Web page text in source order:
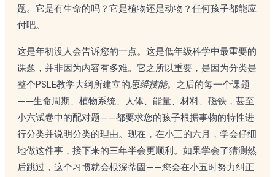
题。它是有生命的吗？它是植物还是动物？任何孩子都能应
付吧。
这是年初没人会告诉您的一点。这是低年级科学中最重要的
课题，并非因为内容有多难。它之所以重要，是因为分类是
整个PSLE教学大纲所建立的思维技能。之后的每一个课题
——生命周期、植物系统、人体、能量、材料、磁铁，甚至
小六试卷中的配对题——都要求您的孩子根据事物的特性进
行分类并说明分类的理由。现在，在小三的六月，学会仔细
地做这件事，接下来的三年半会更顺利。如果学会了猜测然
后跳过，这个习惯就会根深蒂固——您会在小五时努力纠正